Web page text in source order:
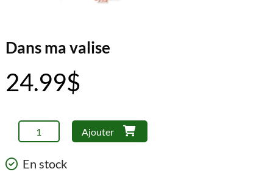
Dans ma valise
24.99$
quantité
de
Dans
ma
Ajouter
En stock